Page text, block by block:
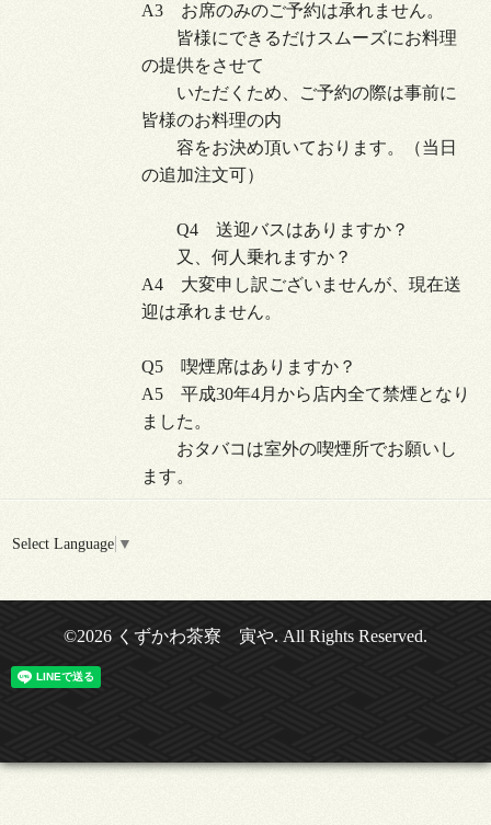
A3 お席のみのご予約は承れません。
皆様にできるだけスムーズにお料理
の提供をさせて
いただくため、ご予約の際は事前に
皆様のお料理の内
容をお決め頂いております。（当日
の追加注文可）
Q4 送迎バスはありますか？
又、何人乗れますか？
A4 大変申し訳ございませんが、現在送
迎は承れません。
Q5 喫煙席はありますか？
A5 平成30年4月から店内全て禁煙となり
ました。
おタバコは室外の喫煙所でお願いし
ます。
Select Language ▼
©2026 くずかわ茶寮 寅や. All Rights Reserved.